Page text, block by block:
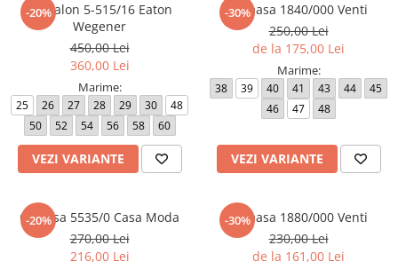
-20%
Pantalon 5-515/16 Eaton
Wegener
450,00 Lei
360,00 Lei
Marime:
25 26 27 28 29 30
48
50
52 54 56 58 60
VEZI VARIANTE
-30%
Camasa 1840/000 Venti
250,00 Lei
de la 175,00 Lei
Marime:
38 39 40 41 43 44
45
46
47 48
VEZI VARIANTE
-20%
Camasa 5535/0 Casa Moda
270,00 Lei
216,00 Lei
-30%
Camasa 1880/000 Venti
230,00 Lei
de la 161,00 Lei